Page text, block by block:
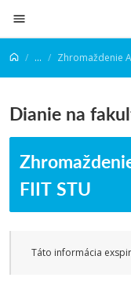
Prejsť na obsah
... Zhromaždenie
Dianie na
FIIT STU
Táto informácia